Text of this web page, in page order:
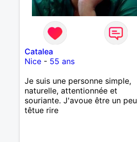
Catalea
Nice- 55 ans
Je suis une personne simple,
naturelle, attentionnée et
souriante. J'avoue être un peu
têtue rire